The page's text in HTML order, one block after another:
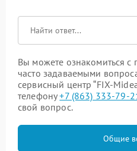
Вы можете ознакомиться
часто задаваемыми
сервисный центр “FIX-
телефону+7 (863) 333-79-
свой вопрос.
Общие